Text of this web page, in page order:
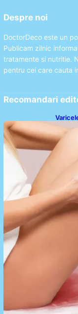
Despre noi
DoctorDeco este un
Publicam zilnic
tratamente si nutritie.
pentru cei care cauta
Recomandari